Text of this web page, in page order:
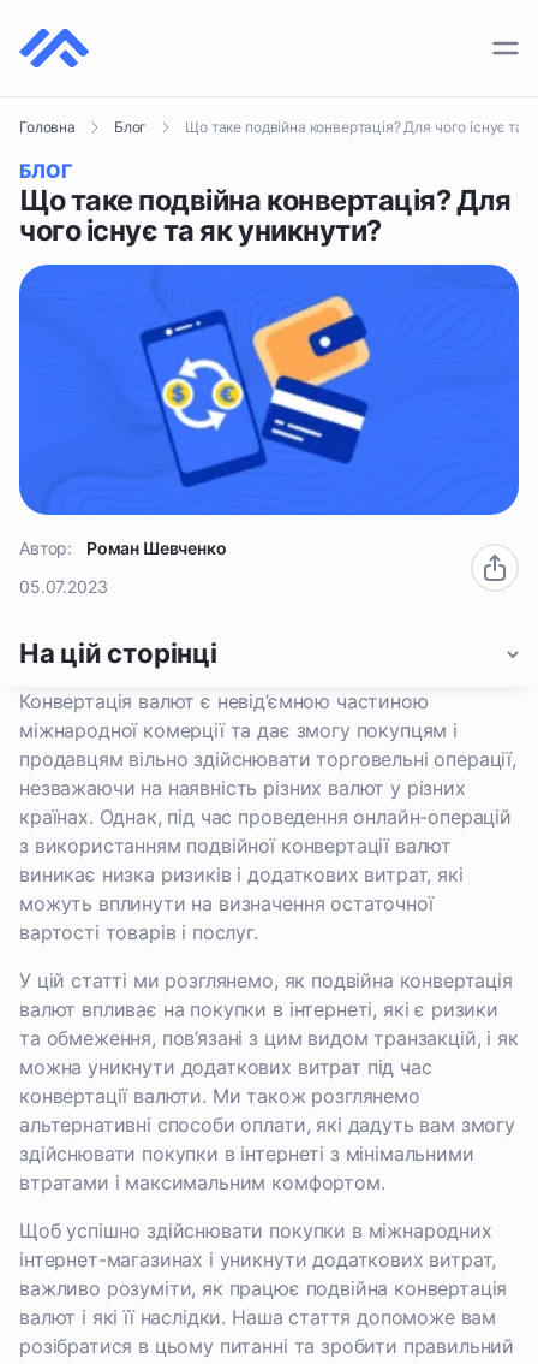
КРИПТОБІРЖІ
Головна Блог Що таке подвійна конвертація? Для чого існує та
БЛОГ
Що таке подвійна конвертація? Для
чого існує та як уникнути?
Автор:
Роман Шевченко
05.07.2023
На цій сторінці
Конвертація валют є невід’ємною частиною
міжнародної комерції та дає змогу покупцям і
продавцям вільно здійснювати торговельні операції,
незважаючи на наявність різних валют у різних
країнах. Однак, під час проведення онлайн-операцій
з використанням подвійної конвертації валют
виникає низка ризиків і додаткових витрат, які
можуть вплинути на визначення остаточної
вартості товарів і послуг.
У цій статті ми розглянемо, як подвійна конвертація
валют впливає на покупки в інтернеті, які є ризики
та обмеження, пов’язані з цим видом транзакцій, і як
можна уникнути додаткових витрат під час
конвертації валюти. Ми також розглянемо
альтернативні способи оплати, які дадуть вам змогу
здійснювати покупки в інтернеті з мінімальними
втратами і максимальним комфортом.
Щоб успішно здійснювати покупки в міжнародних
інтернет-магазинах і уникнути додаткових витрат,
важливо розуміти, як працює подвійна конвертація
валют і які її наслідки. Наша стаття допоможе вам
розібратися в цьому питанні та зробити правильний